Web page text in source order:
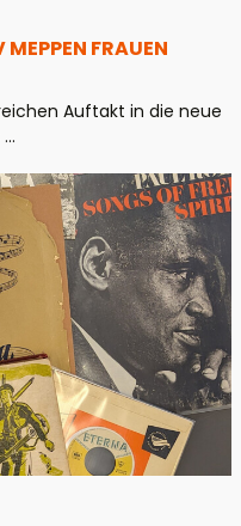
FRAUEN
Auftakt in die neue